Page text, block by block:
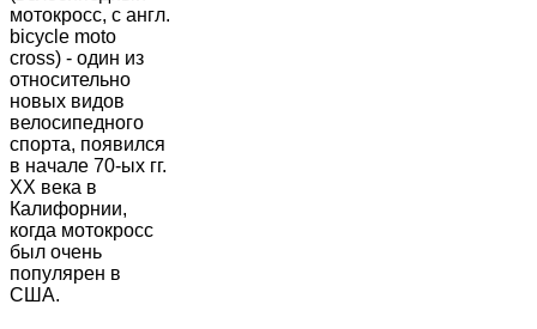
мотокросс, с англ.
bicycle moto
cross) - один из
относительно
новых видов
велосипедного
спорта, появился
в начале 70-ых гг.
ХХ века в
Калифорнии,
когда мотокросс
был очень
популярен в
США.